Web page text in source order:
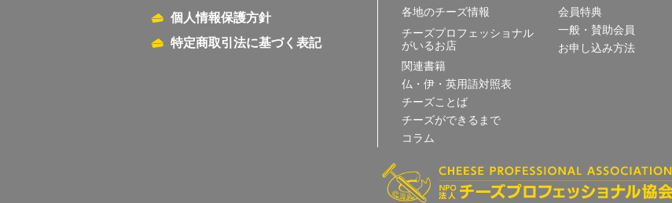
個人情報保護方針
特定商取引法に基づく表記
各地のチーズ情報
チーズプロフェッショナル
がいるお店
関連書籍
仏・伊・英用語対照表
チーズことば
チーズができるまで
コラム
会員特典
一般・賛助会員
お申し込み方法